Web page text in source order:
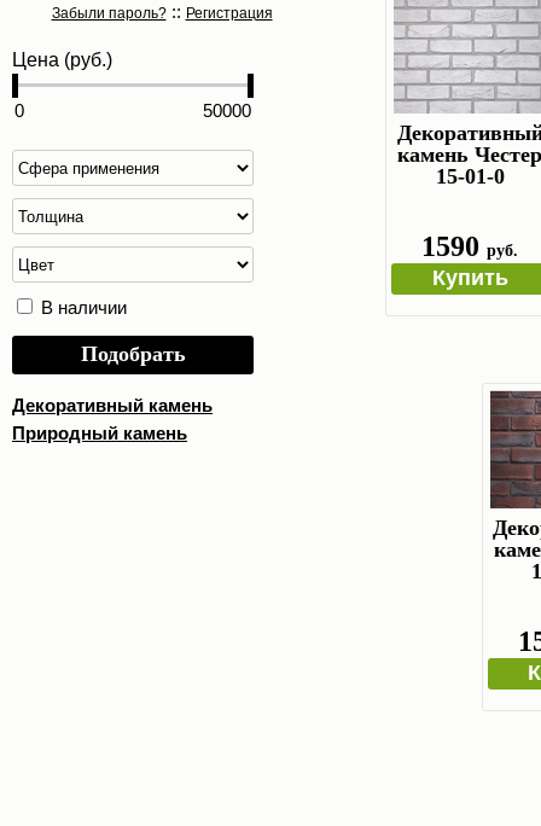
Забыли пароль?:: Регистрация
Цена (руб.)
В наличии
Подобрать
Декоративный камень
Природный камень
камень Честер
15-01-0
1590 руб.
Купить